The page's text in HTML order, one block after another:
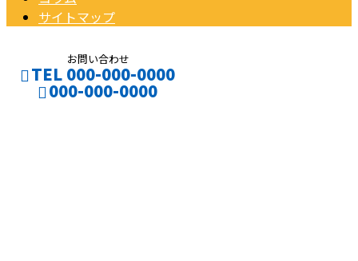
サイトマップ
お問い合わせ
TEL 000-000-0000
000-000-0000